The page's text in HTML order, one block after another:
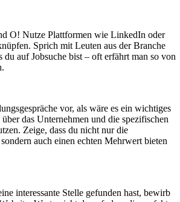
O! Nutze Plattformen wie LinkedIn oder
Sprich mit Leuten aus der Branche
du auf Jobsuche bist – oft erfährt man so von
vor, als wäre es ein wichtiges
das Unternehmen und die spezifischen
Zeige, dass du nicht nur die
auch einen echten Mehrwert bieten
interessante Stelle gefunden hast, bewirb